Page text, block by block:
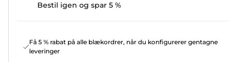
Bestil igen og spar 5 %
Få 5 % rabat på alle blækordrer, når du konfigurerer gentagne
leveringer